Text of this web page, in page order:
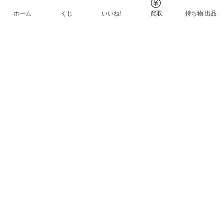
ホーム くじ いいね! 買取 持ち物 出品